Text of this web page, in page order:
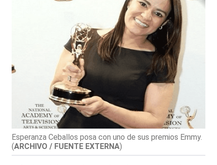
Esperanza Ceballos posa con uno de sus premios Emmy.
(ARCHIVO / FUENTE EXTERNA)